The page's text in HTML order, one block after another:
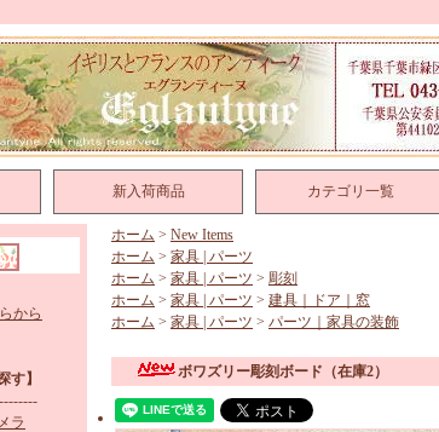
新入荷商品 カテゴリ一覧
す】
ラ
ホーム > New Items
ホーム > 家具 | パーツ
ホーム > 家具 | パーツ > 彫刻
ホーム > 家具 | パーツ > 建具｜ドア｜窓
ホーム > 家具 | パーツ > パーツ｜家具の装飾
ボワズリー彫刻ボード （在庫2）